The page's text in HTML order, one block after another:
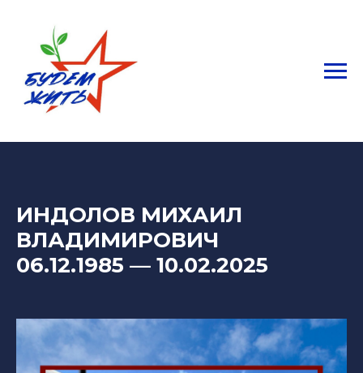
ИНДОЛОВ МИХАИЛ
ВЛАДИМИРОВИЧ
06.12.1985 — 10.02.2025